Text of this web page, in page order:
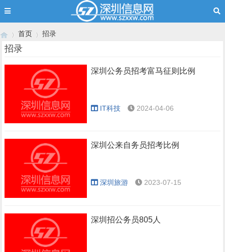
首页
›
招录
招录
深圳公务员招考富马征则比例
IT科技 2024-04-06
深圳公来自务员招考比例
深圳旅游 2023-07-15
深圳招公务员805人